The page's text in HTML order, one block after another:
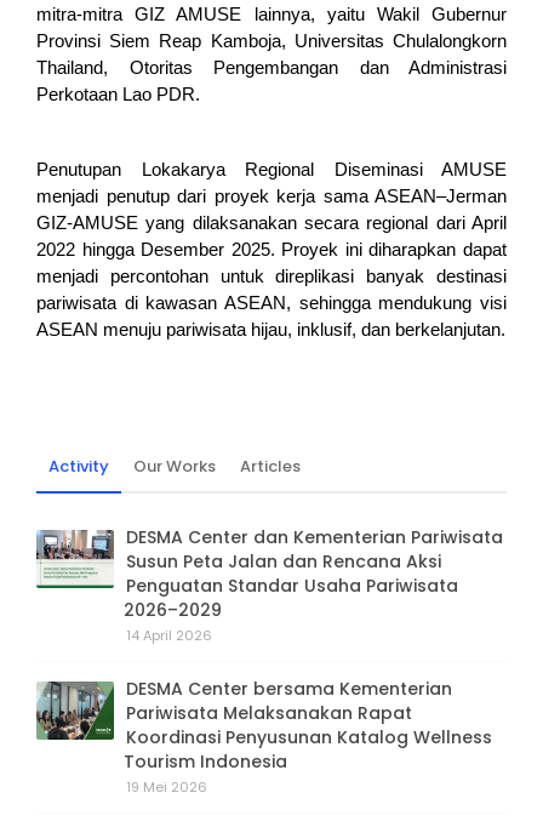
mitra-mitra GIZ AMUSE lainnya, yaitu Wakil Gubernur
Provinsi Siem Reap Kamboja, Universitas Chulalongkorn
Thailand, Otoritas Pengembangan dan Administrasi
Perkotaan Lao PDR.
Penutupan Lokakarya Regional Diseminasi AMUSE
menjadi penutup dari proyek kerja sama ASEAN–Jerman
GIZ-AMUSE yang dilaksanakan secara regional dari April
2022 hingga Desember 2025. Proyek ini diharapkan dapat
menjadi percontohan untuk direplikasi banyak destinasi
pariwisata di kawasan ASEAN, sehingga mendukung visi
ASEAN menuju pariwisata hijau, inklusif, dan berkelanjutan.
Activity Our Works Articles
DESMA Center dan Kementerian Pariwisata
Susun Peta Jalan dan Rencana Aksi
Penguatan Standar Usaha Pariwisata
2026–2029
14 April 2026
DESMA Center bersama Kementerian
Pariwisata Melaksanakan Rapat
Koordinasi Penyusunan Katalog Wellness
Tourism Indonesia
19 Mei 2026